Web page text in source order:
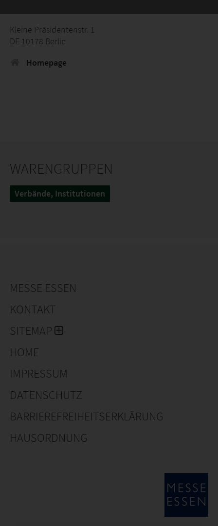
Kleine Präsidentenstr. 1
DE 10178 Berlin
Homepage
WARENGRUPPEN
Verbände, Institutionen
MESSE ESSEN
KONTAKT
SITEMAP
HOME
IMPRESSUM
DATENSCHUTZ
BARRIEREFREIHEITSERKLÄRUNG
HAUSORDNUNG